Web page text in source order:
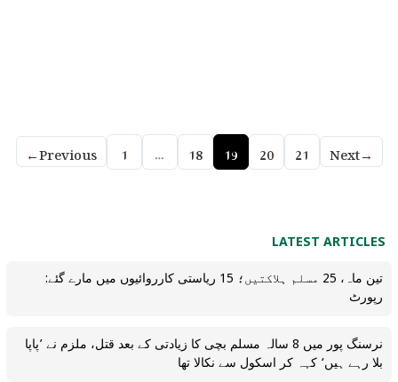
←Previous 1 … 18 19 20 21 Next→
LATEST ARTICLES
تین ماہ، 25 مسلم ہلاکتیں؛ 15 ریاستی کارروائیوں میں مارے گئے:
رپورٹ
نرسنگ پور میں 8 سالہ مسلم بچی کا زیادتی کے بعد قتل، ملزم نے ’پاپا
بلا رہے ہیں‘ کہہ کر اسکول سے نکالا تھا